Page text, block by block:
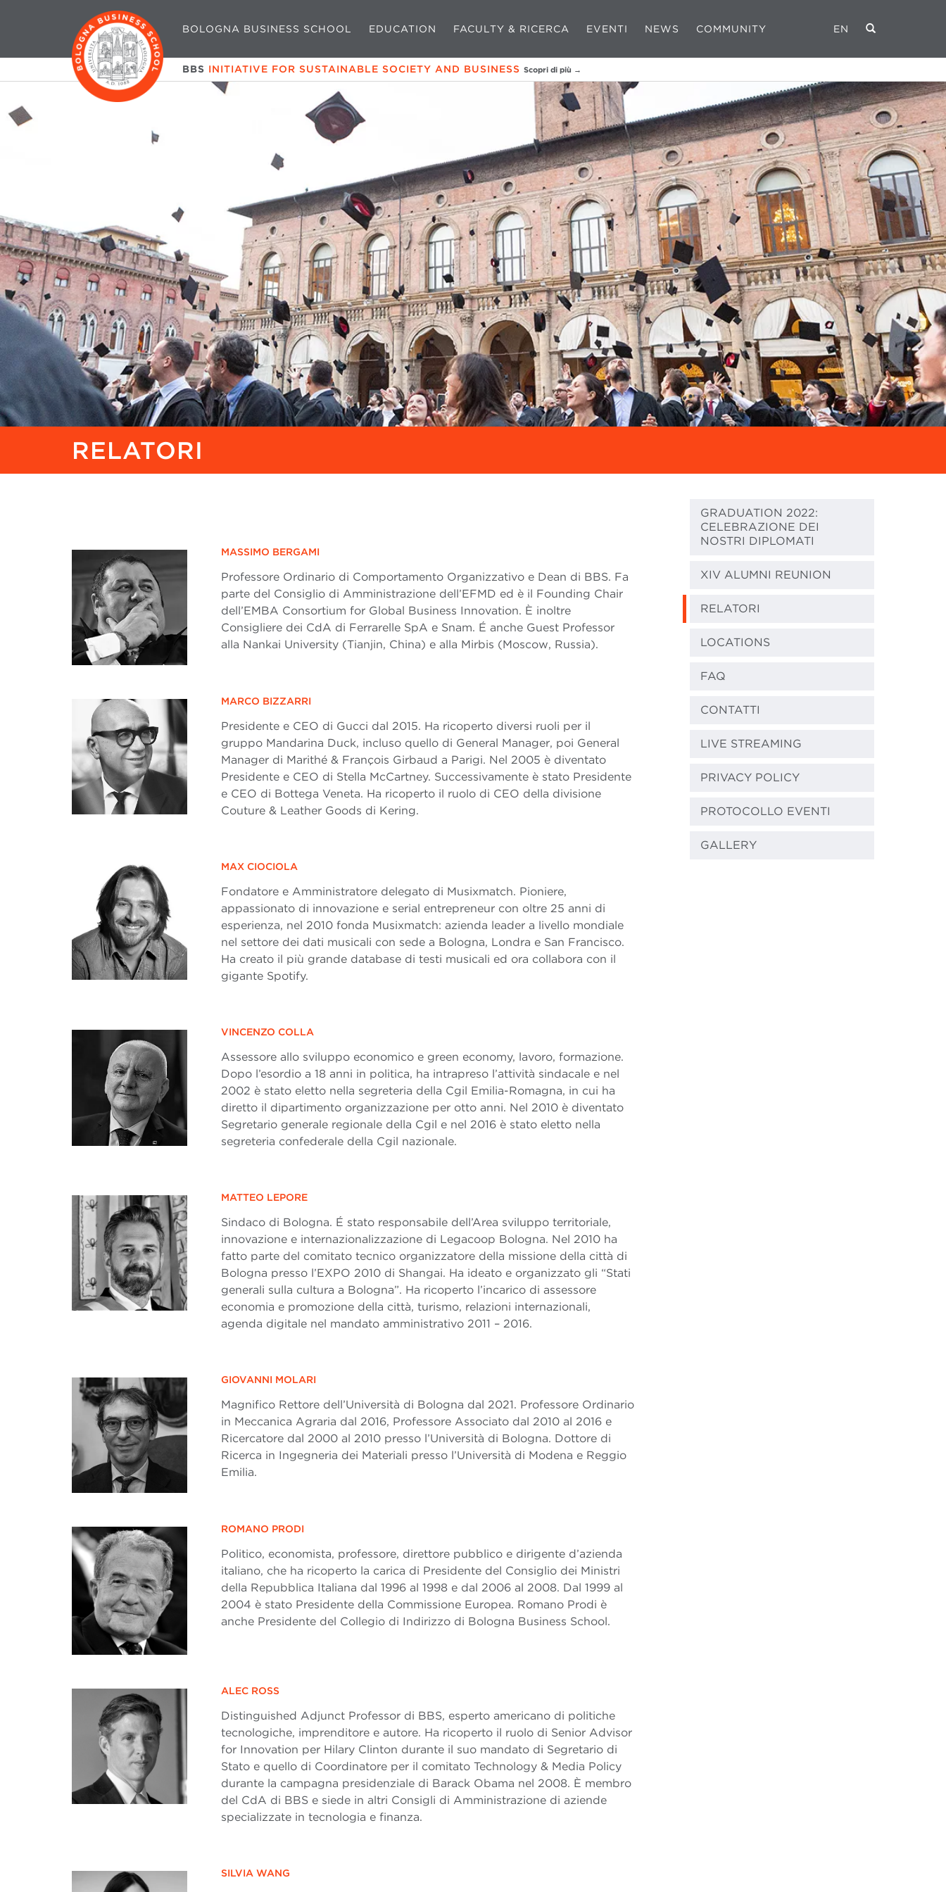
BOLOGNA BUSINESS SCHOOL EDUCATION FACULTY & RICERCA EVENTI NEWS COMMUNITY EN
BBS INITIATIVE FOR SUSTAINABLE SOCIETY AND BUSINESS Scopri di più →
RELATORI
MASSIMO BERGAMI
Professore Ordinario di Comportamento Organizzativo e Dean di BBS. Fa
parte del Consiglio di Amministrazione dell’EFMD ed è il Founding Chair
dell’EMBA Consortium for Global Business Innovation. È inoltre
Consigliere dei CdA di Ferrarelle SpA e Snam. É anche Guest Professor
alla Nankai University (Tianjin, China) e alla Mirbis (Moscow, Russia).
MARCO BIZZARRI
Presidente e CEO di Gucci dal 2015. Ha ricoperto diversi ruoli per il
gruppo Mandarina Duck, incluso quello di General Manager, poi General
Manager di Marithé & François Girbaud a Parigi. Nel 2005 è diventato
Presidente e CEO di Stella McCartney. Successivamente è stato Presidente
e CEO di Bottega Veneta. Ha ricoperto il ruolo di CEO della divisione
Couture & Leather Goods di Kering.
MAX CIOCIOLA
Fondatore e Amministratore delegato di Musixmatch. Pioniere,
appassionato di innovazione e serial entrepreneur con oltre 25 anni di
esperienza, nel 2010 fonda Musixmatch: azienda leader a livello mondiale
nel settore dei dati musicali con sede a Bologna, Londra e San Francisco.
Ha creato il più grande database di testi musicali ed ora collabora con il
gigante Spotify.
VINCENZO COLLA
Assessore allo sviluppo economico e green economy, lavoro, formazione.
Dopo l’esordio a 18 anni in politica, ha intrapreso l’attività sindacale e nel
2002 è stato eletto nella segreteria della Cgil Emilia-Romagna, in cui ha
diretto il dipartimento organizzazione per otto anni. Nel 2010 è diventato
Segretario generale regionale della Cgil e nel 2016 è stato eletto nella
segreteria confederale della Cgil nazionale.
MATTEO LEPORE
Sindaco di Bologna. É stato responsabile dell’Area sviluppo territoriale,
innovazione e internazionalizzazione di Legacoop Bologna. Nel 2010 ha
fatto parte del comitato tecnico organizzatore della missione della città di
Bologna presso l’EXPO 2010 di Shangai. Ha ideato e organizzato gli “Stati
generali sulla cultura a Bologna”. Ha ricoperto l’incarico di assessore
economia e promozione della città, turismo, relazioni internazionali,
agenda digitale nel mandato amministrativo 2011 – 2016.
GIOVANNI MOLARI
Magnifico Rettore dell’Università di Bologna dal 2021. Professore Ordinario
in Meccanica Agraria dal 2016, Professore Associato dal 2010 al 2016 e
Ricercatore dal 2000 al 2010 presso l’Università di Bologna. Dottore di
Ricerca in Ingegneria dei Materiali presso l’Università di Modena e Reggio
Emilia.
ROMANO PRODI
Politico, economista, professore, direttore pubblico e dirigente d’azienda
italiano, che ha ricoperto la carica di Presidente del Consiglio dei Ministri
della Repubblica Italiana dal 1996 al 1998 e dal 2006 al 2008. Dal 1999 al
2004 è stato Presidente della Commissione Europea. Romano Prodi è
anche Presidente del Collegio di Indirizzo di Bologna Business School.
ALEC ROSS
Distinguished Adjunct Professor di BBS, esperto americano di politiche
tecnologiche, imprenditore e autore. Ha ricoperto il ruolo di Senior Advisor
for Innovation per Hilary Clinton durante il suo mandato di Segretario di
Stato e quello di Coordinatore per il comitato Technology & Media Policy
durante la campagna presidenziale di Barack Obama nel 2008. È membro
del CdA di BBS e siede in altri Consigli di Amministrazione di aziende
specializzate in tecnologia e finanza.
SILVIA WANG
GRADUATION 2022:
CELEBRAZIONE DEI
NOSTRI DIPLOMATI
XIV ALUMNI REUNION
RELATORI
LOCATIONS
FAQ
CONTATTI
LIVE STREAMING
PRIVACY POLICY
PROTOCOLLO EVENTI
GALLERY